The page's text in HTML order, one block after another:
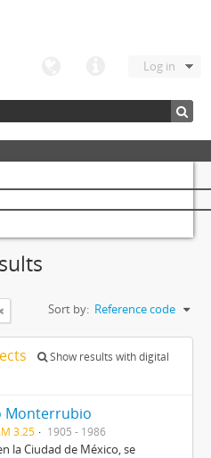
Log in
Sort by: Reference code
Show results with digital
Monterrubio
3.25 1905 - 1986
la Ciudad de México, se